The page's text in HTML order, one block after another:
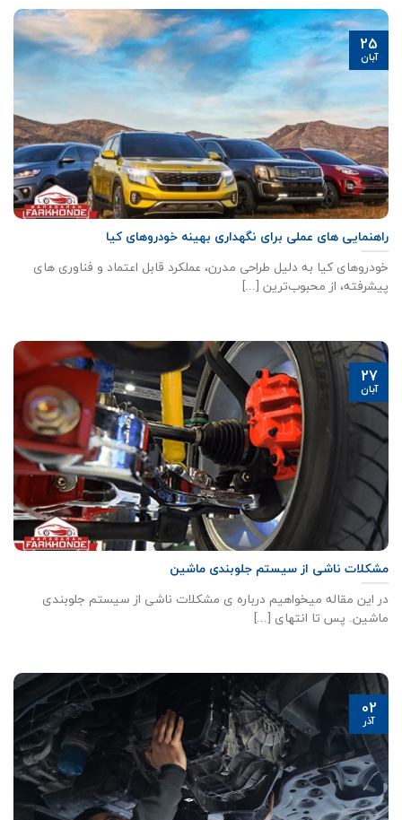
راهنمایی های عملی برای نگهداری بهینه خودروهای کیا
خودروهای کیا به دلیل طراحی مدرن، عملکرد قابل اعتماد و فناوری های
پیشرفته، از محبوب‌ترین [...]
25
آبان
مشکلات ناشی از سیستم جلوبندی ماشین
در این مقاله میخواهیم درباره ی مشکلات ناشی از سیستم جلوبندی
ماشین. پس تا انتهای [...]
27
آبان
02
آذر